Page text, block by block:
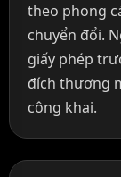
theo phong
chuyển đổi.
giấy phép
đích thương
công khai.